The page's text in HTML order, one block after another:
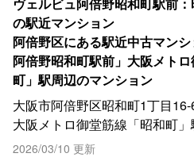
の駅近マンション
阿倍野区にある駅近中古マン
阿倍野昭和町駅前」大阪メト
町」駅周辺のマンション
大阪市阿倍野区昭和町1丁目16-
大阪メトロ御堂筋線「昭和町
2026/03/10 更新